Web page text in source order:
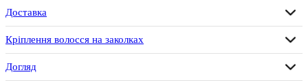
Доставка
Кріплення волосся на заколках
Догляд